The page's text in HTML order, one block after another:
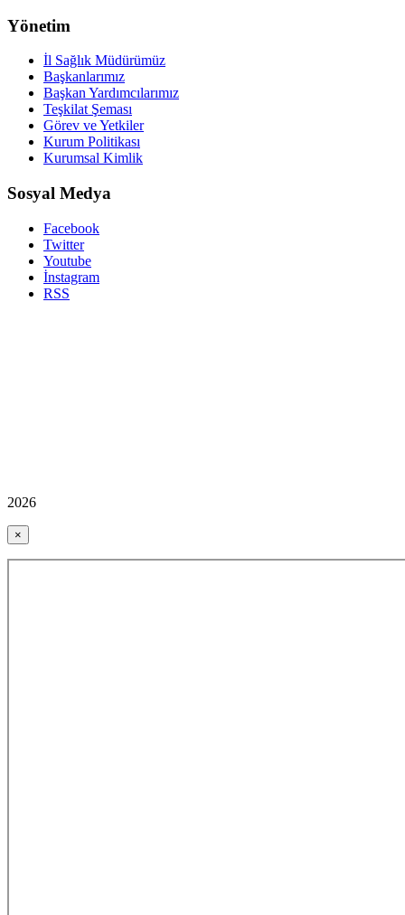
Yönetim
İl Sağlık Müdürümüz
Başkanlarımız
Başkan Yardımcılarımız
Teşkilat Şeması
Görev ve Yetkiler
Kurum Politikası
Kurumsal Kimlik
Sosyal Medya
Facebook
Twitter
Youtube
İnstagram
RSS
2026
×